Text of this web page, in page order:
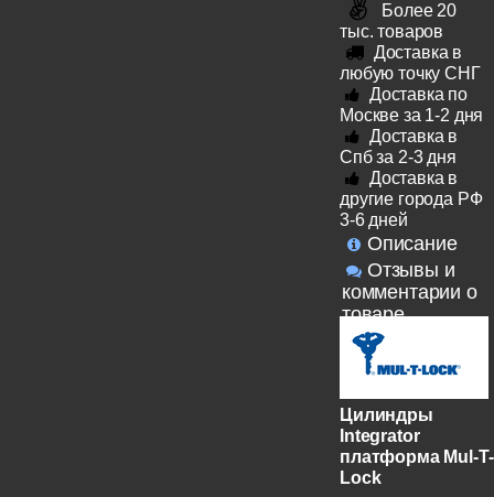
Более 20
тыс. товаров
Доставка в
любую точку СНГ
Доставка по
Москве за 1-2 дня
Доставка в
Спб за 2-3 дня
Доставка в
другие города РФ
3-6 дней
Описание
Отзывы и
комментарии о
товаре
Цилиндры
Integrator
платформа Mul-T-
Lock